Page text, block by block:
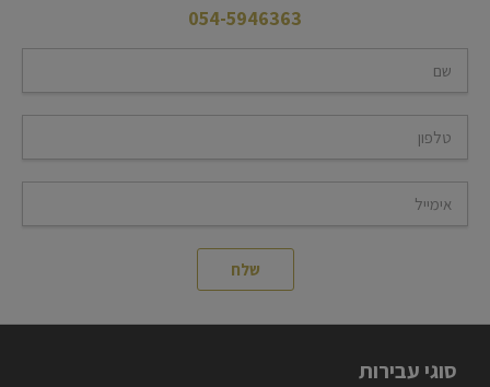
054-5946363
סוגי עבירות